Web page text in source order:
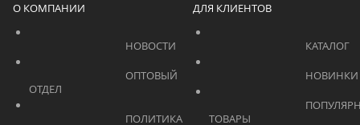
О КОМПАНИИ ДЛЯ КЛИЕНТОВ